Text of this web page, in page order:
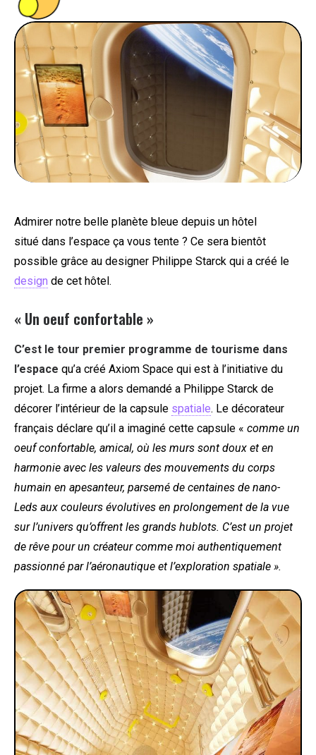
PEOPLE
FOOD
BONS PLANS
SOUTENEZ KULTT
Admirer notre belle planète bleue depuis un hôtel
situé dans l’espace ça vous tente ? Ce sera bientôt
possible grâce au designer Philippe Starck qui a créé le
design de cet hôtel.
« Un oeuf confortable »
C’est le tour premier programme de tourisme dans
l’espace qu’a créé Axiom Space qui est à l’initiative du
projet. La firme a alors demandé a Philippe Starck de
décorer l’intérieur de la capsule spatiale. Le décorateur
français déclare qu’il a imaginé cette capsule « comme un
oeuf confortable, amical, où les murs sont doux et en
harmonie avec les valeurs des mouvements du corps
humain en apesanteur, parsemé de centaines de nano-
Leds aux couleurs évolutives en prolongement de la vue
sur l’univers qu’offrent les grands hublots. C’est un projet
de rêve pour un créateur comme moi authentiquement
passionné par l’aéronautique et l’exploration spatiale ».